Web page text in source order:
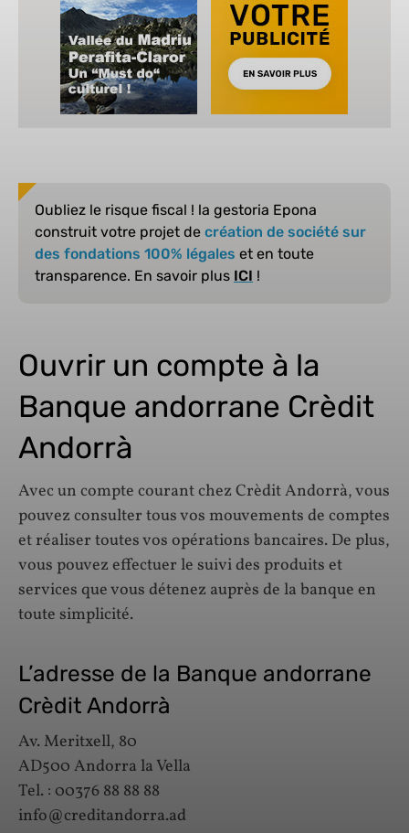
Oubliez le risque fiscal ! la gestoria Epona
construit votre projet de création de société sur
des fondations 100% légales et en toute
transparence. En savoir plus ICI !
Ouvrir un compte à la
Banque andorrane Crèdit
Andorrà
Avec un compte courant chez Crèdit Andorrà, vous
pouvez consulter tous vos mouvements de comptes
et réaliser toutes vos opérations bancaires. De plus,
vous pouvez effectuer le suivi des produits et
services que vous détenez auprès de la banque en
toute simplicité.
L’adresse de la Banque andorrane
Crèdit Andorrà
Av. Meritxell, 80
AD500 Andorra la Vella
Tel. : 00376 88 88 88
info@creditandorra.ad